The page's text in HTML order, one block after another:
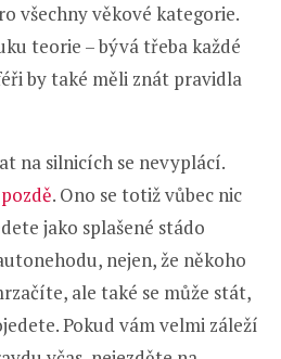
všechny věkové kategorie.
teorie – bývá třeba každé
by také měli znát pravidla
na silnicích se nevyplácí.
pozdě. Ono se totiž vůbec nic
jako splašené stádo
nejen, že někoho
ale také se může stát,
Pokud vám velmi záleží